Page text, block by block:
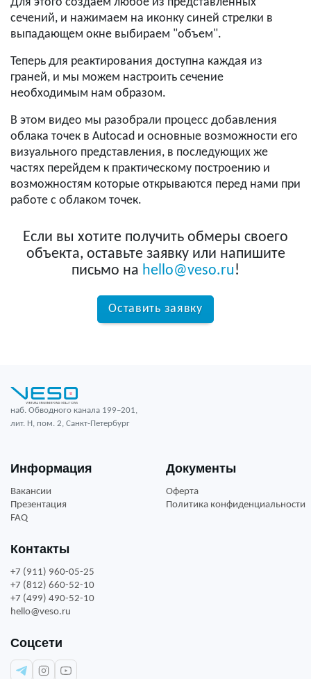
сечений, и нажимаем на иконку синей стрелки в
выпадающем окне выбираем "объем".
Теперь для реактирования доступна каждая из
граней, и мы можем настроить сечение
необходимым нам образом.
В этом видео мы разобрали процесс добавления
облака точек в Autocad и основные возможности его
визуального представления, в последующих же
частях перейдем к практическому построению и
возможностям которые открываются перед нами при
работе с облаком точек.
Если вы хотите получить обмеры своего
объекта, оставьте заявку или напишите
письмо на hello@veso.ru!
Оставить заявку
наб. Обводного канала 199–201,
лит. Н, пом. 2, Санкт-Петербург
Информация
Вакансии
Презентация
FAQ
Документы
Оферта
Политика конфиденциальности
Контакты
+7 (911) 960-05-25
+7 (812) 660-52-10
+7 (499) 490-52-10
hello@veso.ru
Соцсети